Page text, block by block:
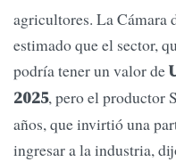
agricultores. La Cámara
estimado que el sector,
podría tener un valor de
2025, pero el productor
años, que invirtió una
ingresar a la industria,